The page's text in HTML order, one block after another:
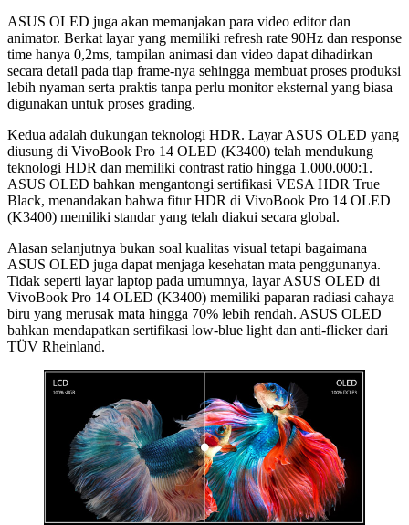
ASUS OLED juga akan memanjakan para video editor dan
animator. Berkat layar yang memiliki refresh rate 90Hz dan response
time hanya 0,2ms, tampilan animasi dan video dapat dihadirkan
secara detail pada tiap frame-nya sehingga membuat proses produksi
lebih nyaman serta praktis tanpa perlu monitor eksternal yang biasa
digunakan untuk proses grading.
Kedua adalah dukungan teknologi HDR. Layar ASUS OLED yang
diusung di VivoBook Pro 14 OLED (K3400) telah mendukung
teknologi HDR dan memiliki contrast ratio hingga 1.000.000:1.
ASUS OLED bahkan mengantongi sertifikasi VESA HDR True
Black, menandakan bahwa fitur HDR di VivoBook Pro 14 OLED
(K3400) memiliki standar yang telah diakui secara global.
Alasan selanjutnya bukan soal kualitas visual tetapi bagaimana
ASUS OLED juga dapat menjaga kesehatan mata penggunanya.
Tidak seperti layar laptop pada umumnya, layar ASUS OLED di
VivoBook Pro 14 OLED (K3400) memiliki paparan radiasi cahaya
biru yang merusak mata hingga 70% lebih rendah. ASUS OLED
bahkan mendapatkan sertifikasi low-blue light dan anti-flicker dari
TÜV Rheinland.